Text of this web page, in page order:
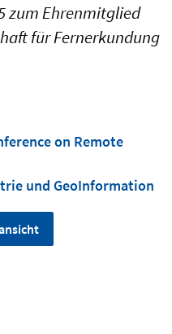
zum Ehrenmitglied
für Fernerkundung
on Remote
und GeoInformation